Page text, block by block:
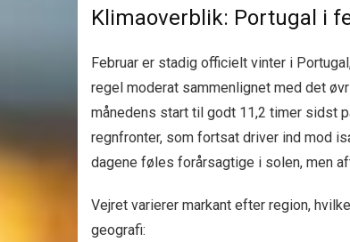
Klimaoverblik: Portugal i
Februar er stadig officielt vinter i
regel moderat sammenlignet med det
månedens start til godt 11,2 timer sidst
regnfronter, som fortsat driver ind mod
dagene føles forårsagtige i solen, men
Vejret varierer markant efter region,
geografi: